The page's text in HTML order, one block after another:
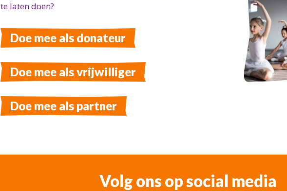
te laten doen?
Doe mee als donateur
Doe mee als vrijwilliger
Doe mee als partner
Volg ons op social media